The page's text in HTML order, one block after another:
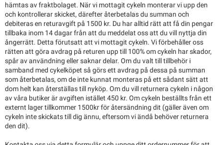
hämtas av fraktbolaget. När vi mottagit cykeln monterar vi upp den
och kontrollerar skicket, därefter återbetalas du summan och
debiteras en returavgift på 1500 kr. Du har alltid rätt att få din pengar
tillbaka inom 14 dagar från att du meddelat oss att du vill nyttja din
ångerrätt. Detta förutsatt att vi mottagit cykeln. Vi förbehåller oss
rätten att göra avdrag på returen upp till 100% om cykeln har skador,
spår av användning eller saknar delar. Om du valt till tillbehör i
samband med cykelköpet så görs ett avdrag på dessa på summan
som återbetalas, om de inte kunnat monteras på ett sådant sätt att
dom helt kan återställas till nyköp. Om du vill returnera cykeln i någon
av våra butiker är avgiften istället 450 kr. Om cykeln beställts från ett
externt lager tillkommer 1500kr för återsändning dit (gäller även om
cykeln inte skickats till dig ännu, eftersom vi ändå behöver returnera
den dit).